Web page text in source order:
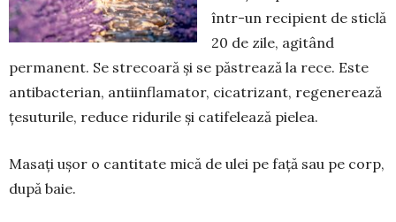
într-un reci­pient de sticlă
20 de zile, agitând
permanent. Se strecoară şi se păstrează la rece. Este
anti­bac­teri­an, antiinflama­tor, cicatrizant, regenerează
ţesu­turile, reduce ri­durile şi catifelează pielea.
Masați ușor o cantitate mică de ulei pe față sau pe corp,
după baie.